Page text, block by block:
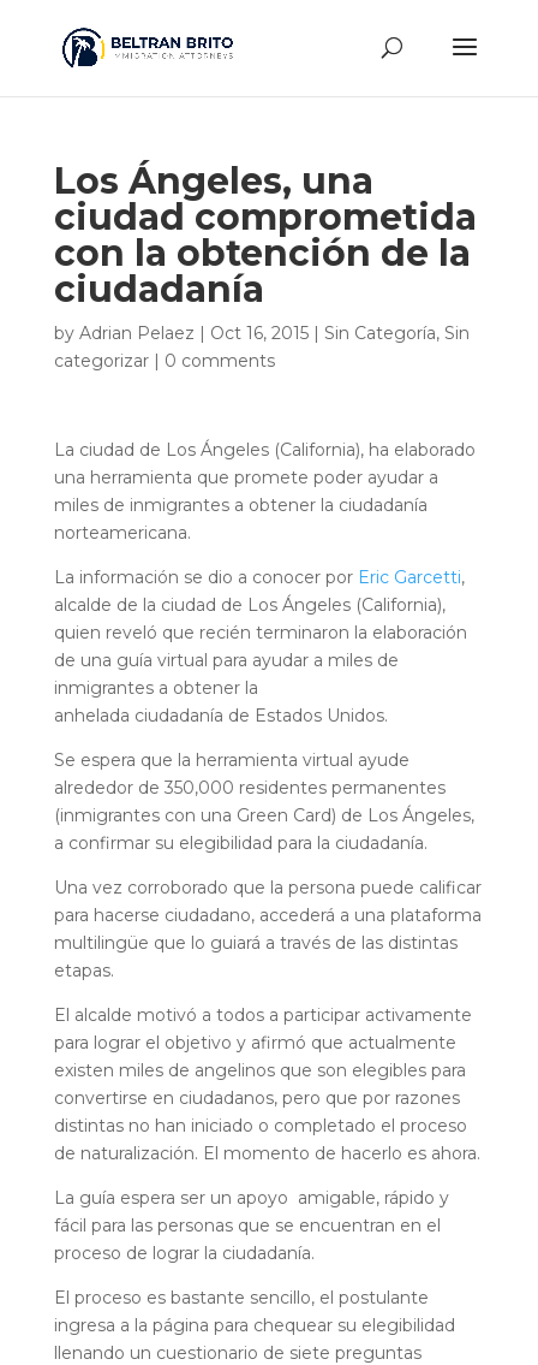
Los Ángeles, una
ciudad comprometida
con la obtención de la
ciudadanía
by Adrian Pelaez | Oct 16, 2015| Sin Categoría, Sin
categorizar| 0 comments
La ciudad de Los Ángeles (California), ha elaborado
una herramienta que promete poder ayudar a
miles de inmigrantes a obtener la ciudadanía
norteamericana.
La información se dio a conocer por Eric Garcetti,
alcalde de la ciudad de Los Ángeles (California),
quien reveló que recién terminaron la elaboración
de una guía virtual para ayudar a miles de
inmigrantes a obtener la
anhelada ciudadanía de Estados Unidos.
Se espera que la herramienta virtual ayude
alrededor de 350,000 residentes permanentes
(inmigrantes con una Green Card) de Los Ángeles,
a confirmar su elegibilidad para la ciudadanía.
Una vez corroborado que la persona puede calificar
para hacerse ciudadano, accederá a una plataforma
multilingüe que lo guiará a través de las distintas
etapas.
El alcalde motivó a todos a participar activamente
para lograr el objetivo y afirmó que actualmente
existen miles de angelinos que son elegibles para
convertirse en ciudadanos, pero que por razones
distintas no han iniciado o completado el proceso
de naturalización. El momento de hacerlo es ahora.
La guía espera ser un apoyo amigable, rápido y
fácil para las personas que se encuentran en el
proceso de lograr la ciudadanía.
El proceso es bastante sencillo, el postulante
ingresa a la página para chequear su elegibilidad
llenando un cuestionario de siete preguntas